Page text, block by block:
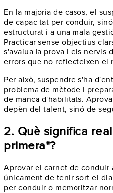
En la majoria de casos, el
de capacitat per conduir,
estructurat i a una mala
Practicar sense objectius
s'avalua la prova i els nervis
errors que no reflecteixen el
Per això, suspendre s'ha
problema de mètode i
de manca d'habilitats.
depèn del talent, sinó de
2. Què significa
primera"?
Aprovar el carnet de conduir
únicament de tenir sort el
per conduir o memoritzar